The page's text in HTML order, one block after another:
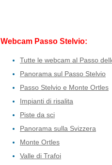
Webcam Passo Stelvio:
Tutte le webcam al Passo
Panorama sul Passo Stelvio
Passo Stelvio e Monte Ortles
Impianti di risalita
Piste da sci
Panorama sulla Svizzera
Monte Ortles
Valle di Trafoi